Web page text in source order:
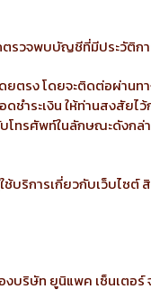
รวจพบบัญชีที่มีประวัติ
ตรง โดยจะติดต่อผ่านท
ำระเงิน ให้ท่านสงสัย
บโทรศัพท์ในลักษณะดัง
บริการเกี่ยวกับเว็บไ
บริษัท ยูนิแพค เซ็นเตอร์